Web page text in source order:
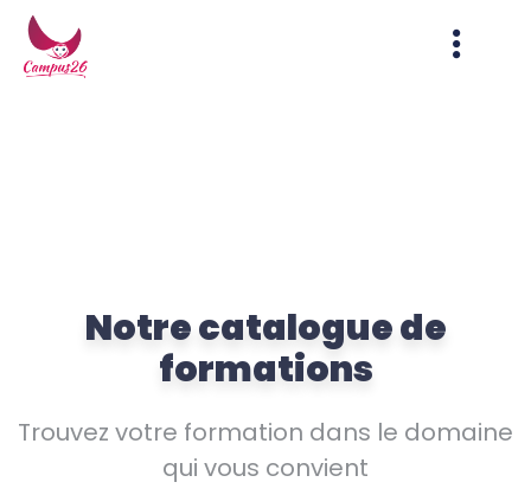
Notre catalogue de
formations
Trouvez votre formation dans le domaine
qui vous convient